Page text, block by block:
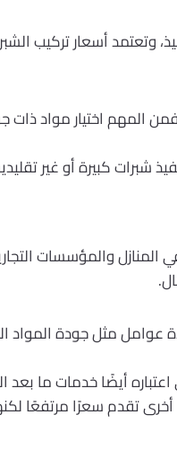
وتعتمد أسعار تركيب
المهم اختيار مواد ذات
شبرات كبيرة أو غير
والمؤسسات
عوامل مثل جودة
اعتباره أيضًا خدمات ما
تقدم سعرًا مرتفعًا